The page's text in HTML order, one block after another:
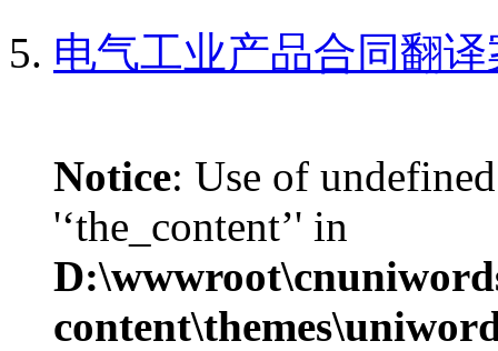
电气工业产品合同翻
Notice: Use of
'‘the_content’' in